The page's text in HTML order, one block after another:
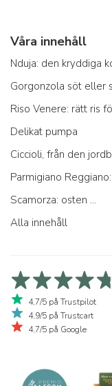
Våra innehåll
Nduja: den kryddiga
Gorgonzola söt eller
Riso Venere: rätt ris
Delikat pumpa
Ciccioli, från den
Parmigiano
Scamorza: osten ...
Alla innehåll
4,7/5 på Trustpilot
4,9/5 på Trustcart
4,7/5 på Google